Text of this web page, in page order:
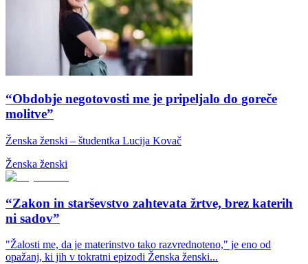
“Obdobje negotovosti me je pripeljalo do goreče
molitve”
Ženska ženski – študentka Lucija Kovač
Ženska ženski
“Zakon in starševstvo zahtevata žrtve, brez katerih
ni sadov”
"Žalosti me, da je materinstvo tako razvrednoteno," je eno od
opažanj, ki jih v tokratni epizodi Ženska ženski...